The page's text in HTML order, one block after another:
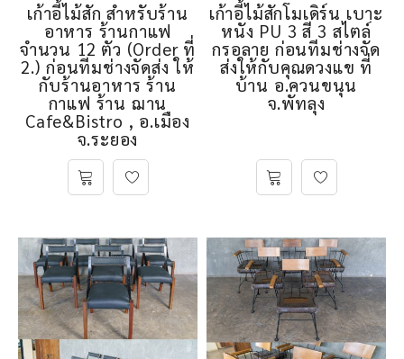
เก้าอี้ไม้สัก สำหรับร้าน
อาหาร ร้านกาแฟ
จำนวน 12 ตัว (Order ที่
2.) ก่อนทีมช่างจัดส่ง ให้
กับร้านอาหาร ร้าน
กาแฟ ร้าน ฌาน
Cafe&Bistro , อ.เมือง
จ.ระยอง
เก้าอี้ไม้สักโมเดิร์น เบาะ
หนัง PU 3 สี 3 สไตล์
กรอลาย ก่อนทีมช่างจัด
ส่งให้กับคุณดวงแข ที่
บ้าน อ.ควนขนุน
จ.พัทลุง